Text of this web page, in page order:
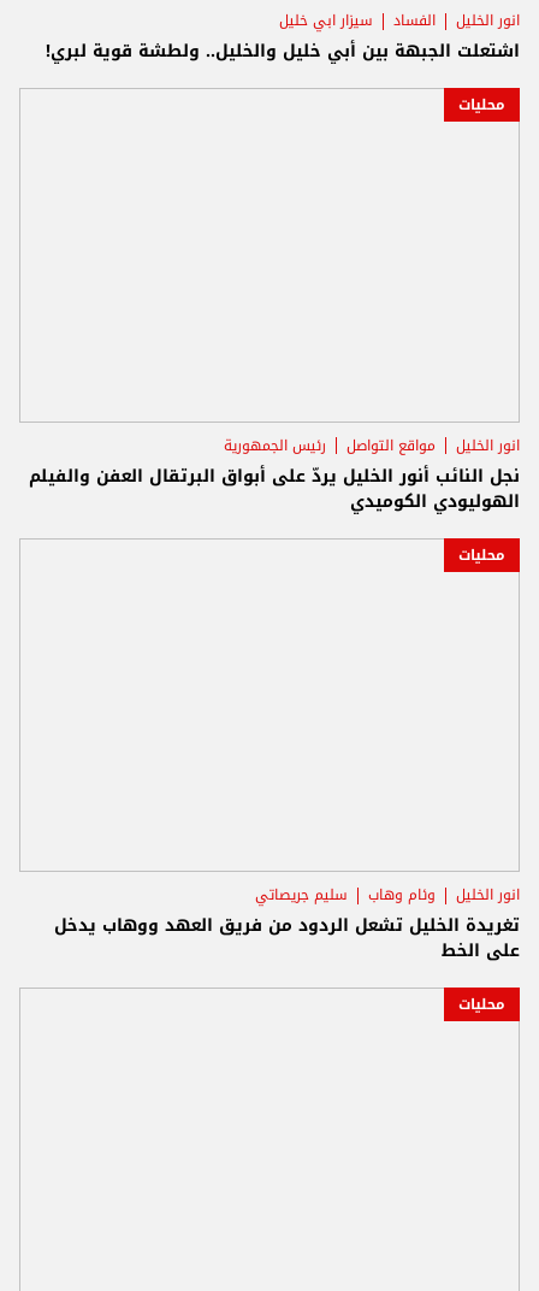
انور الخليل الفساد سيزار ابي خليل
اشتعلت الجبهة بين أبي خليل والخليل.. ولطشة قوية لبري!
محليات
انور الخليل مواقع التواصل رئيس الجمهورية
نجل النائب أنور الخليل يردّ على أبواق البرتقال العفن‎ والفيلم
الهوليودي الكوميدي
محليات
انور الخليل وئام وهاب سليم جريصاتي
تغريدة الخليل تشعل الردود من فريق العهد ووهاب يدخل
على الخط
محليات